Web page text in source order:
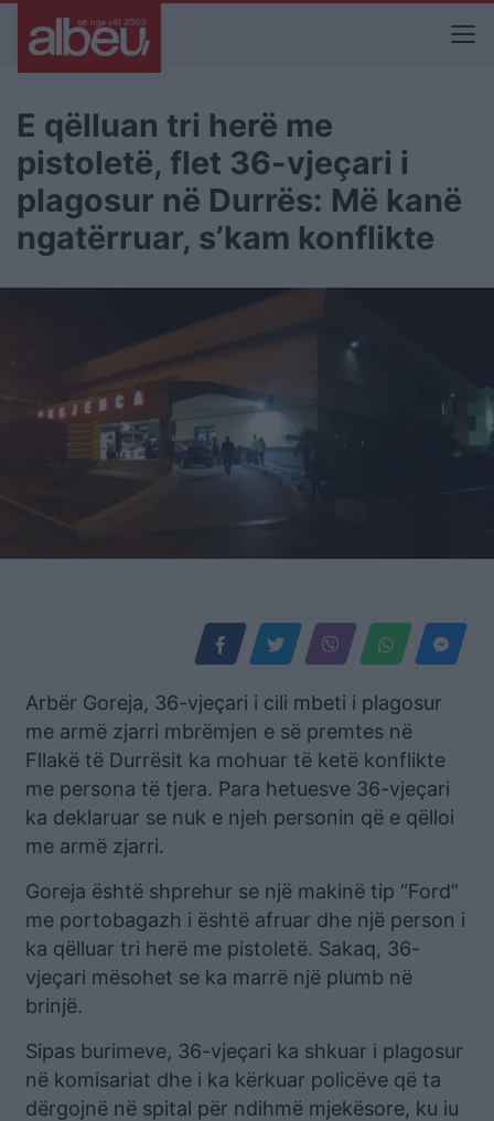
E qëlluan tri herë me
pistoletë, flet 36-vjeçari i
plagosur në Durrës: Më kanë
ngatërruar, s’kam konflikte
Arbër Goreja, 36-vjeçari i cili mbeti i plagosur
me armë zjarri mbrëmjen e së premtes në
Fllakë të Durrësit ka mohuar të ketë konflikte
me persona të tjera. Para hetuesve 36-vjeçari
ka deklaruar se nuk e njeh personin që e qëlloi
me armë zjarri.
Goreja është shprehur se një makinë tip “Ford”
me portobagazh i është afruar dhe një person i
ka qëlluar tri herë me pistoletë. Sakaq, 36-
vjeçari mësohet se ka marrë një plumb në
brinjë.
Sipas burimeve, 36-vjeçari ka shkuar i plagosur
në komisariat dhe i ka kërkuar policëve që ta
dërgojnë në spital për ndihmë mjekësore, ku iu